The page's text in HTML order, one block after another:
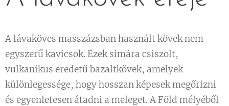
A lávaköves masszázsban használt kövek nem
egyszerű kavicsok. Ezek simára csiszolt,
vulkanikus eredetű bazaltkövek, amelyek
különlegessége, hogy hosszan képesek megőrizni
és egyenletesen átadni a meleget. A Föld mélyéből